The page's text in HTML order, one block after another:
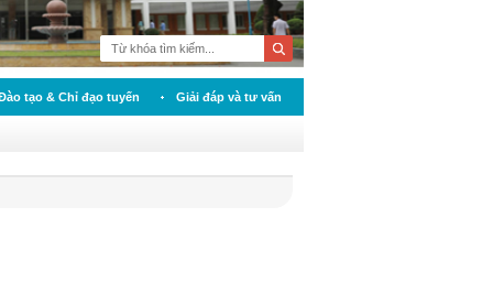
tạo & Chỉ đạo tuyến Giải đáp và tư vấn